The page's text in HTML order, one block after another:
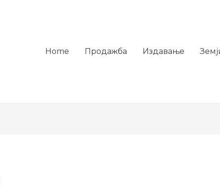
Home Продажба Издавање